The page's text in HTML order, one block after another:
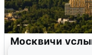
Москвичи